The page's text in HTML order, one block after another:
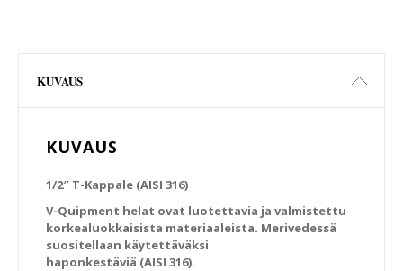
KUVAUS
KUVAUS
1/2″ T-Kappale (AISI 316)
V-Quipment helat ovat luotettavia ja valmistettu
korkealuokkaisista materiaaleista. Merivedessä
suositellaan käytettäväksi
haponkestäviä (AISI 316).